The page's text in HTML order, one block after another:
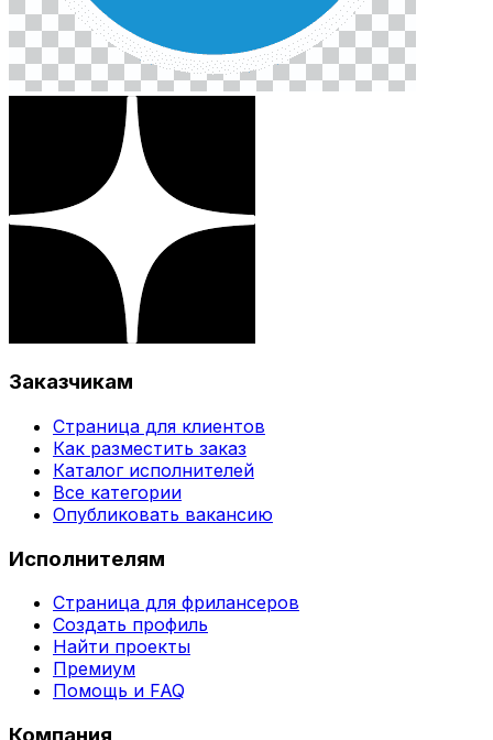
Заказчикам
Страница для клиентов
Как разместить заказ
Каталог исполнителей
Все категории
Опубликовать вакансию
Исполнителям
Страница для фрилансеров
Создать профиль
Найти проекты
Премиум
Помощь и FAQ